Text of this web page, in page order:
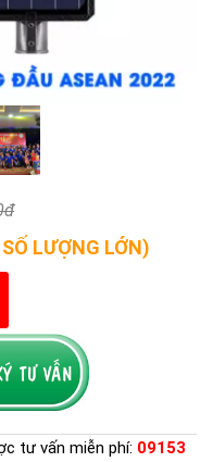
LƯỢNG LỚN)
tư vấn miễn phí: 09153